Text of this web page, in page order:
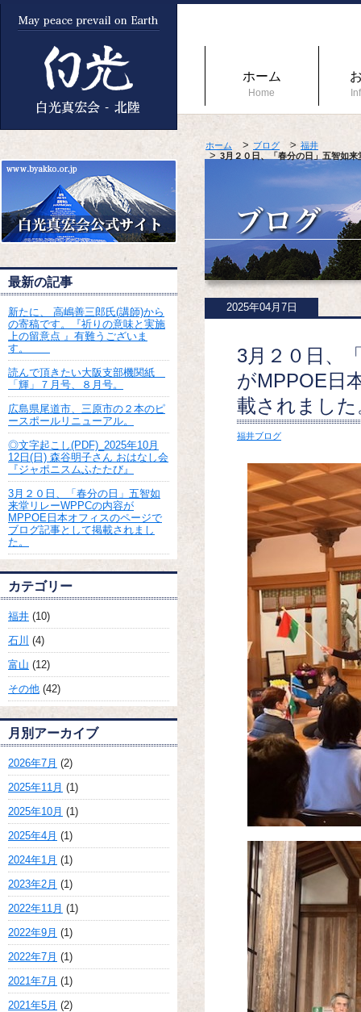
ホーム
Home
ホーム ブログ
福井
3月２０日、「春分の日」五智如
2025年04月7日
3月２０日、
がMPPOE日
載されました
福井ブログ
最新の記事
新たに、 高嶋善三郎氏(講師)から
の寄稿です。『祈りの意味と実施
上の留意点 』有難うございま
す。
読んで頂きたい大阪支部機関紙
「輝」７月号、８月号。
広島県尾道市、三原市の２本のピ
ースポールリニューアル。
◎文字起こし(PDF)_2025年10月
12日(日) 森谷明子さん おはなし会
『ジャポニスムふたたび』
3月２０日、「春分の日」五智如
来堂リレーWPPCの内容が
MPPOE日本オフィスのページで
ブログ記事として掲載されまし
た。
カテゴリー
福井 (10)
石川 (4)
富山 (12)
その他 (42)
月別アーカイブ
2026年7月 (2)
2025年11月 (1)
2025年10月 (1)
2025年4月 (1)
2024年1月 (1)
2023年2月 (1)
2022年11月 (1)
2022年9月 (1)
2022年7月 (1)
2021年7月 (1)
2021年5月 (2)